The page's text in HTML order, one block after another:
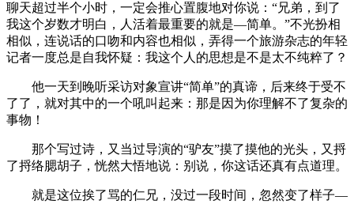
聊天超过半个小时，一定会推心置腹地对你说：“兄弟，到了
我这个岁数才明白，人活着最重要的就是—简单。”不光扮相
相似，连说话的口吻和内容也相似，弄得一个旅游杂志的年轻
记者一度总是自我怀疑：我这个人的思想是不是太不纯粹了？
他一天到晚听采访对象宣讲“简单”的真谛，后来终于受不
了了，就对其中的一个吼叫起来：那是因为你理解不了复杂的
事物！
那个写过诗，又当过导演的“驴友”摸了摸他的光头，又捋
了捋络腮胡子，恍然大悟地说：别说，你这话还真有点道理。
就是这位挨了骂的仁兄，没过一段时间，忽然变了样子—